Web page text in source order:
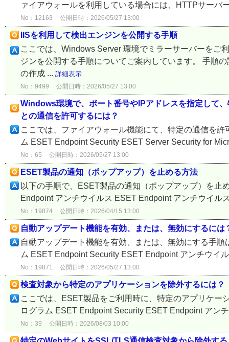
ァイアウォールを利用している場合には、HTTPサーバ
No：12163 公開日時：2026/05/27 13:00
IISを利用して検出エンジンを公開する手順
ここでは、Windows Server 環境でミラーサーバーをご
ジンを公開する手順についてご案内しています。 手順
の作成 ... 詳細表示
No：9499 公開日時：2026/05/27 13:00
Windows環境で、ポート番号やIPアドレスを指定して
との通信を許可するには？
ここでは、ファイアウォール機能にて、特定の通信を
ム ESET Endpoint Security ESET Server Security for
No：65 公開日時：2026/05/27 13:00
ESET製品の通知（ポップアップ）を止める方法
以下の手順で、ESET製品の通知（ポップアップ）を
Endpoint アンチウイルス ESET Endpoint アンチウイル
No：19874 公開日時：2026/04/15 13:00
自動アップデート機能を有効、または、無効にするには
自動アップデート機能を有効、または、無効にする手
ム ESET Endpoint Security ESET Endpoint アンチウイ
No：19871 公開日時：2026/05/27 13:00
検査対象から特定のアプリケーションを除外するには？
ここでは、ESET製品をご利用時に、特定のアプリケー
ログラム ESET Endpoint Security ESET Endpoint アン
No：39 公開日時：2026/08/03 10:00